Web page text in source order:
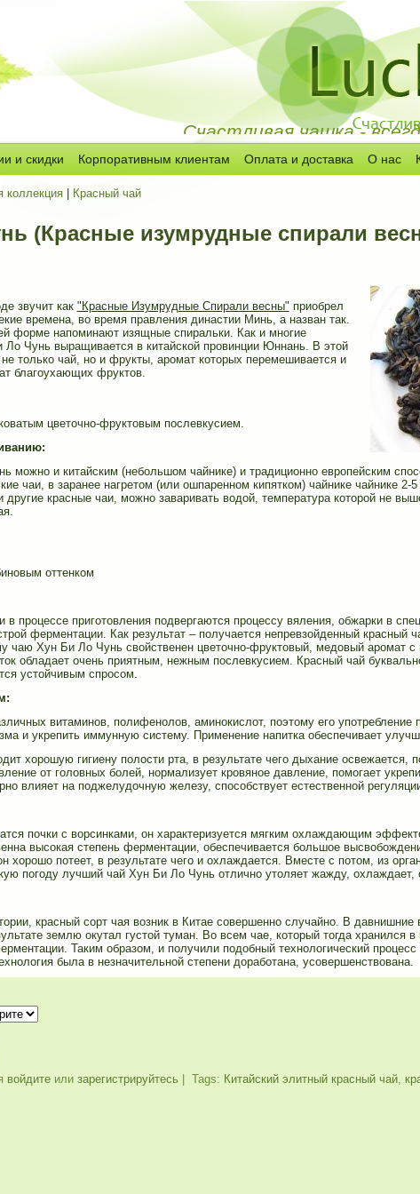
Счастливая чашка -
и скидки Корпоративным клиентам Оплата и доставка О нас
коллекция| Красный чай
(Красные изумрудные спирали
звучит как "Красные Изумрудные Спирали весны" приобрел
времена, во время правления династии Минь, а назван так.
форме напоминают изящные спиральки. Как и многие
Ло Чунь выращивается в китайской провинции Юннань. В этой
только чай, но и фрукты, аромат которых перемешивается и
благоухающих фруктов.
цветочно-фруктовым послевкусием.
можно и китайским (небольшом чайнике) и традиционно европейским
чаи, в заранее нагретом (или ошпаренном кипятком) чайнике чайнике 2-5
красные чаи, можно заваривать водой, температура которой не
оттенком
процессе приготовления подвергаются процессу вяления, обжарки в
ферментации. Как результат – получается непревзойденный красный
чаю Хун Би Ло Чунь свойственен цветочно-фруктовый, медовый аромат с
обладает очень приятным, нежным послевкусием. Красный чай
устойчивым спросом.
витаминов, полифенолов, аминокислот, поэтому его употребление
и укрепить иммунную систему. Применение напитка обеспечивает
хорошую гигиену полости рта, в результате чего дыхание освежается,
от головных болей, нормализует кровяное давление, помогает
влияет на поджелудочную железу, способствует естественной
почки с ворсинками, он характеризуется мягким охлаждающим
высокая степень ферментации, обеспечивается большое
хорошо потеет, в результате чего и охлаждается. Вместе с потом, из
погоду лучший чай Хун Би Ло Чунь отлично утоляет жажду, охлаждает,
красный сорт чая возник в Китае совершенно случайно. В
землю окутал густой туман. Во всем чае, который тогда хранился в
Таким образом, и получили подобный технологический процесс
была в незначительной степени доработана, усовершенствована.
войдитеили зарегистрируйтесь | Tags: Китайский элитный красный чай,